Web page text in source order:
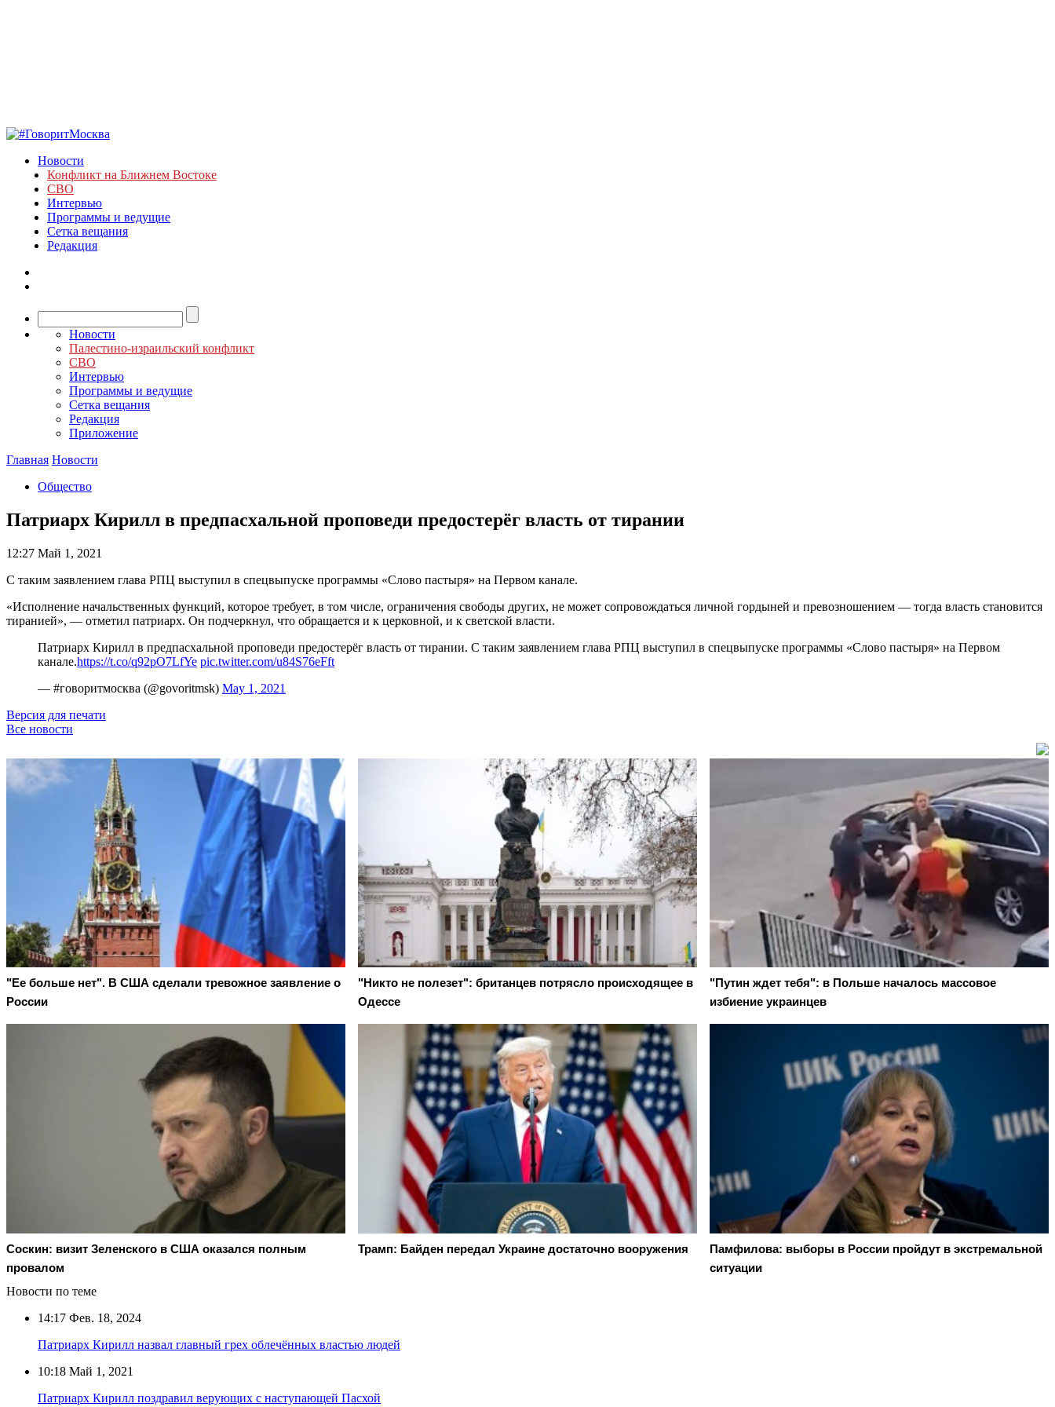
Новости
Конфликт на Ближнем Востоке
СВО
Интервью
Программы и ведущие
Сетка вещания
Редакция
Новости
Палестино-израильский конфликт
СВО
Интервью
Программы и ведущие
Сетка вещания
Редакция
Приложение
Главная Новости
Общество
Патриарх Кирилл в предпасхальной проповеди предостерёг власть от тирании
12:27 Май 1, 2021
С таким заявлением глава РПЦ выступил в спецвыпуске программы «Слово пастыря» на Первом канале.
«Исполнение начальственных функций, которое требует, в том числе, ограничения свободы других, не может сопровождаться личной гордыней и превозношением — тогда власть становится
тиранией», — отметил патриарх. Он подчеркнул, что обращается и к церковной, и к светской власти.
Патриарх Кирилл в предпасхальной проповеди предостерёг власть от тирании. С таким заявлением глава РПЦ выступил в спецвыпуске программы «Слово пастыря» на Первом
канале.https://t.co/q92pO7LfYe pic.twitter.com/u84S76eFft
— #говоритмосква (@govoritmsk) May 1, 2021
Версия для печати
Все новости
"Ее больше нет". В США сделали тревожное заявление о
России
"Никто не полезет": британцев потрясло происходящее в
Одессе
"Путин ждет тебя": в Польше началось массовое
избиение украинцев
Соскин: визит Зеленского в США оказался полным
провалом
Трамп: Байден передал Украине достаточно вооружения
Памфилова: выборы в России пройдут в экстремальной
ситуации
Новости по теме
14:17 Фев. 18, 2024
Патриарх Кирилл назвал главный грех облечённых властью людей
10:18 Май 1, 2021
Патриарх Кирилл поздравил верующих с наступающей Пасхой